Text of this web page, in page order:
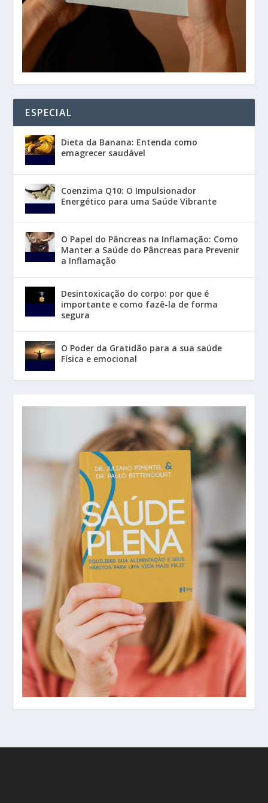
ESPECIAL
Dieta da Banana: Entenda como
emagrecer saudável
Coenzima Q10: O Impulsionador
Energético para uma Saúde Vibrante
O Papel do Pâncreas na Inflamação: Como
Manter a Saúde do Pâncreas para Prevenir
a Inflamação
Desintoxicação do corpo: por que é
importante e como fazê-la de forma
segura
O Poder da Gratidão para a sua saúde
Física e emocional